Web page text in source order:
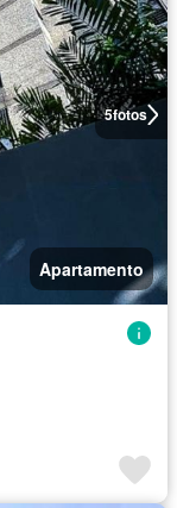
5fotos
Apartamento